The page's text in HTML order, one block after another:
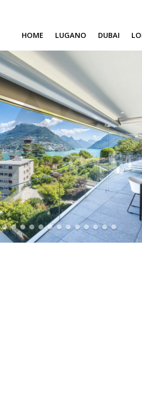
HOME LUGANO
DUBAI
SAFA ONE
CAVALLI TOWER
DAMAC BAY
SAFA TWO
CORAL REEF
VENICE & MALTA
CHIC TOWER
MOROCCO
GEMS ESTATES